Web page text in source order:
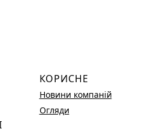
КОРИСНЕ
Новини компаній
Огляди